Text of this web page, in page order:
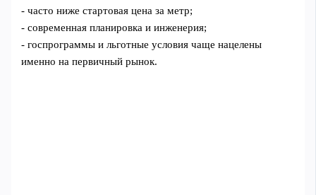
- часто ниже стартовая цена за метр;
- современная планировка и инженерия;
- госпрограммы и льготные условия чаще нацелены
именно на первичный рынок.